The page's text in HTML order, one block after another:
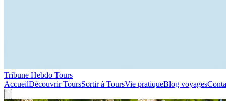
Tribune Hebdo Tours
AccueilDécouvrir ToursSortir à ToursVie pratiqueBlog voyages